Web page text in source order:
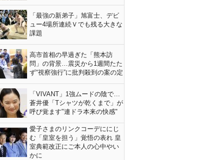
「最強の新弟子」旭富士、デビ
ュー4場所連続Ｖでも残る大きな
課題
高市首相の早過ぎた「熊本訪
問」の背景…震災から1週間たた
ず“視察強行”に批判殺到の案の定
「VIVANT」1強ムードの陰で…
蒼井優「Tシャツが乾くまで」が
呼び覚ます"連ドラ本来の快感"
愛子さまのリンクコーデににじ
む「皇室を担う」覚悟の表れ 皇
室典範改正にご本人の心中やい
かに